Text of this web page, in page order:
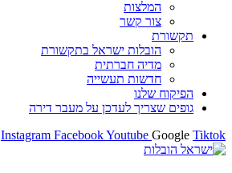
המלצות
צור קשר
תקשורת
הובלות ישראל בתקשורת
מדיה חברתית
חדשות תעשייה
הפיקוח שלנו
גופים שצריך לעדכן על מעבר דירה
Instagram FacebookYoutube Google Tiktok